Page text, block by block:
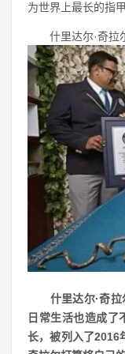
为世界上最长的指甲
什里达尔·奇拉
什里达尔·奇拉
日常生活也造成
长，被列入了2016